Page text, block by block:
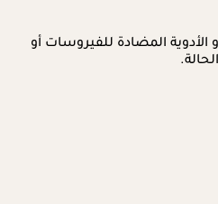
المضادة للفيروسات أو